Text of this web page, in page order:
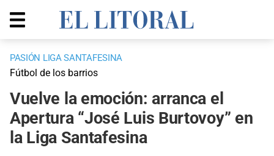
PASIÓN LIGA SANTAFESINA
Fútbol de los barrios
Vuelve la emoción: arranca el
Apertura “José Luis Burtovoy” en
la Liga Santafesina